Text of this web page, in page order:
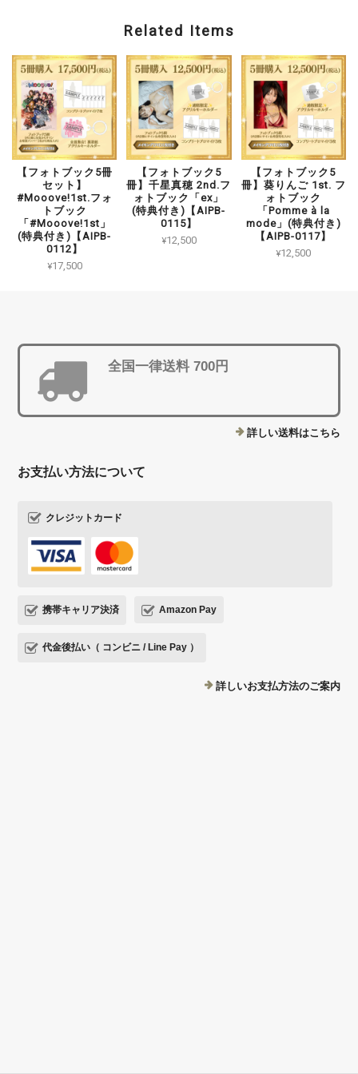
Related Items
【フォトブック5冊
セット】
#Mooove!1st.フォ
トブック
「#Mooove!1st」
(特典付き)【AIPB-
0112】
¥17,500
【フォトブック5
冊】千星真穂 2nd.フ
ォトブック「ex」
(特典付き)【AIPB-
0115】
¥12,500
【フォトブック5
冊】葵りんご 1st. フ
ォトブック
「Pomme à la
mode」(特典付き)
【AIPB-0117】
¥12,500
全国一律送料 700円
詳しい送料はこちら
お支払い方法について
クレジットカード
携帯キャリア決済 Amazon Pay
代金後払い（ コンビニ / Line Pay ）
詳しいお支払方法のご案内